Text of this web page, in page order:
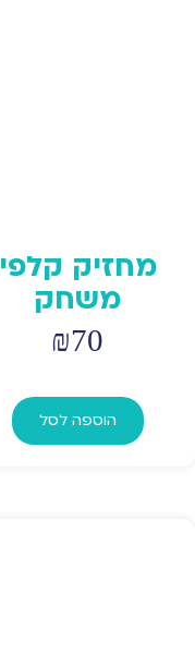
מחזיק קלפי
משחק
₪70
הוספה לסל